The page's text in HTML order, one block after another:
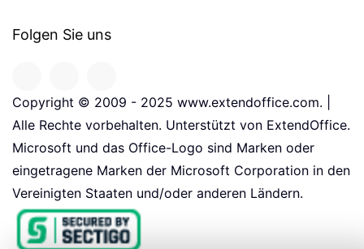
Folgen Sie uns
Copyright © 2009 - 2025 www.extendoffice.com. |
Alle Rechte vorbehalten. Unterstützt von ExtendOffice.
Microsoft und das Office-Logo sind Marken oder
eingetragene Marken der Microsoft Corporation in den
Vereinigten Staaten und/oder anderen Ländern.